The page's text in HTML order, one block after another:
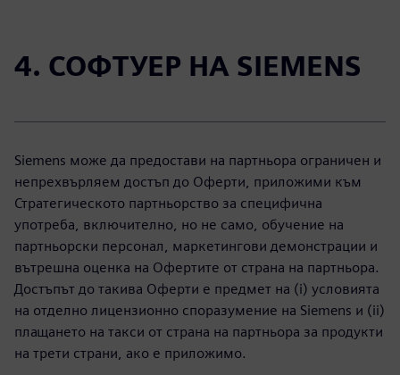
4. СОФТУЕР НА SIEMENS
Siemens може да предостави на партньора ограничен и
непрехвърляем достъп до Оферти, приложими към
Стратегическото партньорство за специфична
употреба, включително, но не само, обучение на
партньорски персонал, маркетингови демонстрации и
вътрешна оценка на Офертите от страна на партньора.
Достъпът до такива Оферти е предмет на (i) условията
на отделно лицензионно споразумение на Siemens и (ii)
плащането на такси от страна на партньора за продукти
на трети страни, ако е приложимо.